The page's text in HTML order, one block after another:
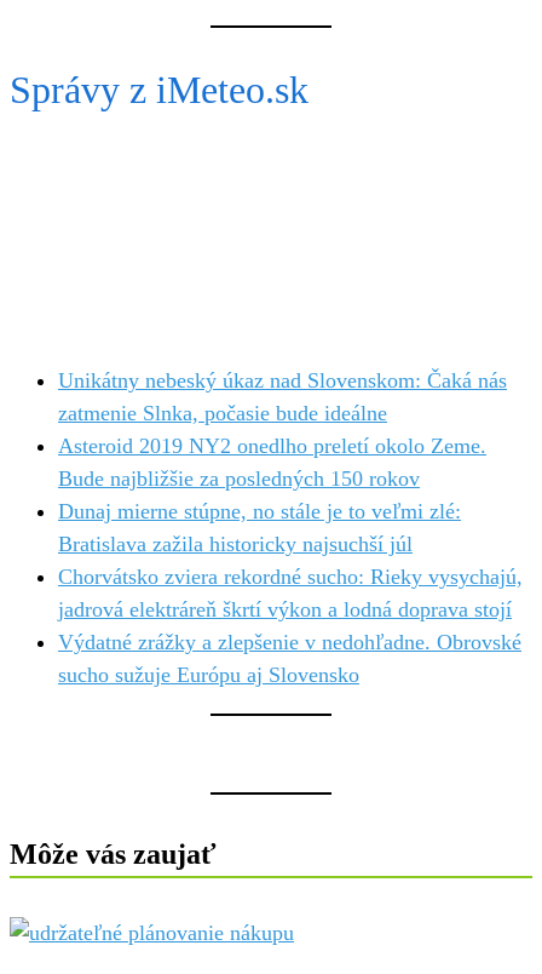
Správy z iMeteo.sk
Unikátny nebeský úkaz nad Slovenskom: Čaká nás
zatmenie Slnka, počasie bude ideálne
Asteroid 2019 NY2 onedlho preletí okolo Zeme.
Bude najbližšie za posledných 150 rokov
Dunaj mierne stúpne, no stále je to veľmi zlé:
Bratislava zažila historicky najsuchší júl
Chorvátsko zviera rekordné sucho: Rieky vysychajú,
jadrová elektráreň škrtí výkon a lodná doprava stojí
Výdatné zrážky a zlepšenie v nedohľadne. Obrovské
sucho sužuje Európu aj Slovensko
Môže vás zaujať